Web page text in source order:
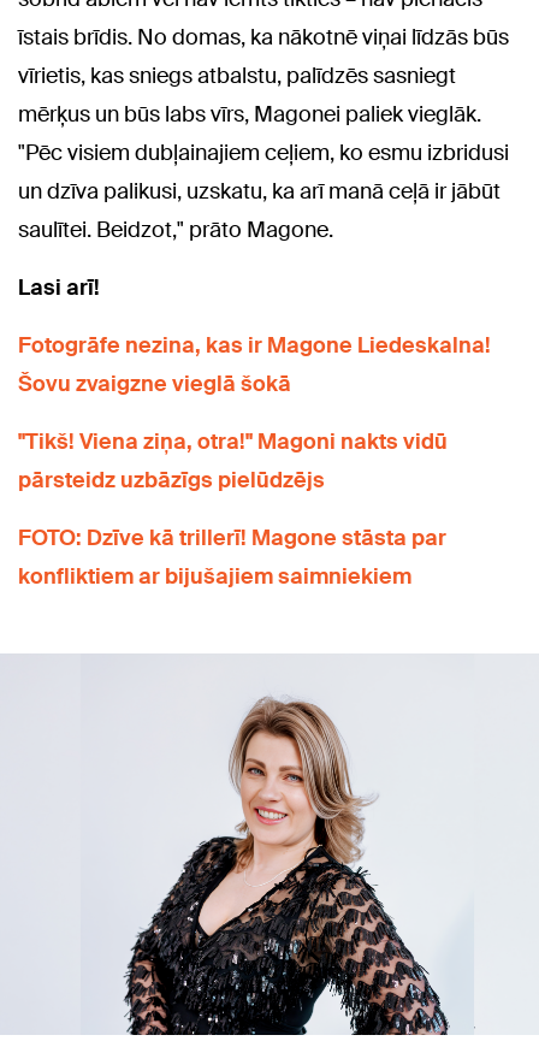
īstais brīdis. No domas, ka nākotnē viņai līdzās būs
vīrietis, kas sniegs atbalstu, palīdzēs sasniegt
mērķus un būs labs vīrs, Magonei paliek vieglāk.
"Pēc visiem dubļainajiem ceļiem, ko esmu izbridusi
un dzīva palikusi, uzskatu, ka arī manā ceļā ir jābūt
saulītei. Beidzot," prāto Magone.
Lasi arī!
Fotogrāfe nezina, kas ir Magone Liedeskalna!
Šovu zvaigzne vieglā šokā
"Tikš! Viena ziņa, otra!" Magoni nakts vidū
pārsteidz uzbāzīgs pielūdzējs
FOTO: Dzīve kā trillerī! Magone stāsta par
konfliktiem ar bijušajiem saimniekiem